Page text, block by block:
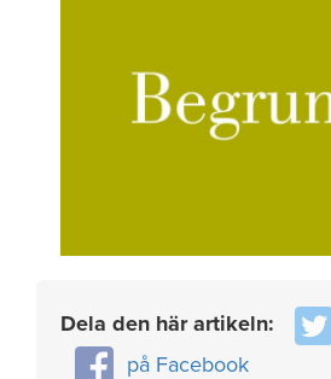
Dela den här artikeln:
på Facebook